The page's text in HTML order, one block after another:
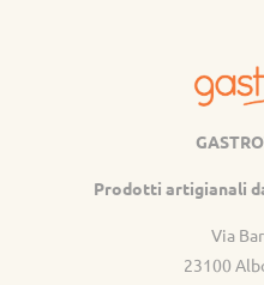
Prodotti artigianali
Via
23100